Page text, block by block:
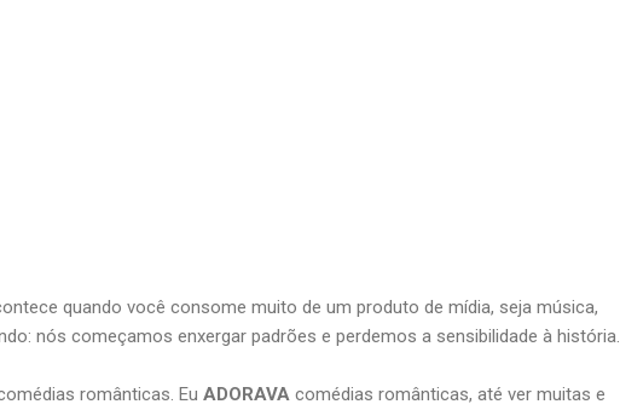
quando você consome muito de um produto de mídia, seja música,
nós começamos enxergar padrões e perdemos a sensibilidade à história.
românticas. Eu ADORAVA comédias românticas, até ver muitas e